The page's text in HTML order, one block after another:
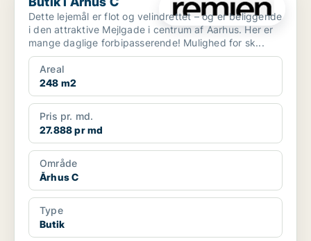
Dette lejemål er flot og velindrettet – og er beliggende
i den attraktive Mejlgade i centrum af Aarhus. Her er
mange daglige forbipasserende! Mulighed for sk...
Areal
248 m2
Pris pr. md.
27.888 pr md
Område
Århus C
Type
Butik